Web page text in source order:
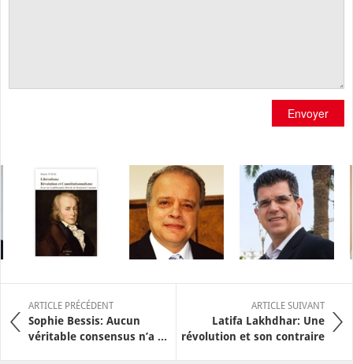
Envoyer
ARTICLE PRÉCÉDENT
Sophie Bessis: Aucun
véritable consensus n’a ...
ARTICLE SUIVANT
Latifa Lakhdhar: Une
révolution et son contraire